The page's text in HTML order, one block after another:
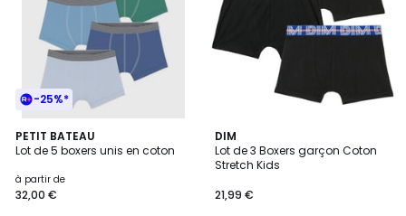
-25%*
PETIT BATEAU
Lot de 5 boxers unis en coton
à partir de
32,00 €
DIM
Lot de 3 Boxers garçon Coton
Stretch Kids
21,99 €
4,2
/ 5
8
Couleurs